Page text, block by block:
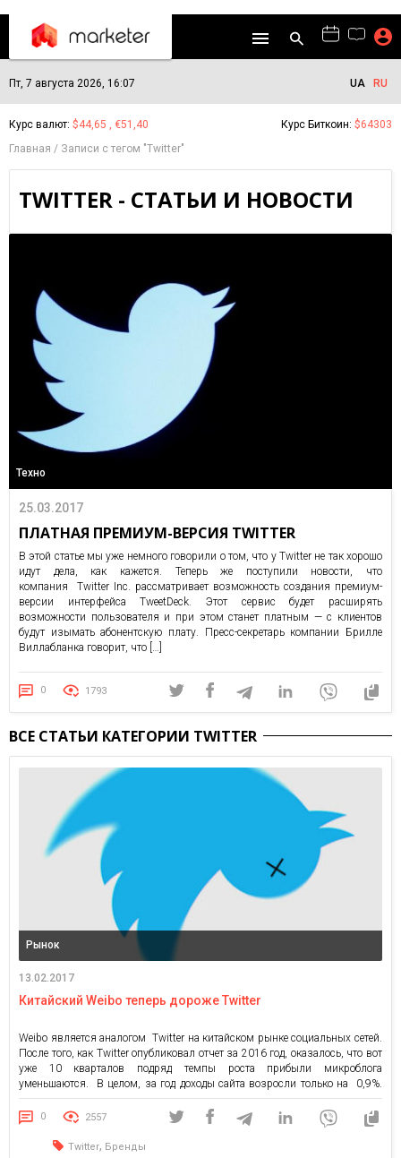
Пт, 7 августа 2026, 16:07 UA RU
Курс валют: $44,65 , €51,40 Курс Биткоин: $64303
Главная
Записи с тегом "Twitter"
TWITTER - СТАТЬИ И НОВОСТИ
Техно
25.03.2017
ПЛАТНАЯ ПРЕМИУМ-ВЕРСИЯ TWITTER
В этой статье мы уже немного говорили о том, что у Twitter не так хорошо
идут дела, как кажется. Теперь же поступили новости, что
компания Twitter Inc. рассматривает возможность создания премиум-
версии интерфейса TweetDeck. Этот сервис будет расширять
возможности пользователя и при этом станет платным — с клиентов
будут изымать абонентскую плату. Пресс-секретарь компании Брилле
Виллабланка говорит, что […]
0 1793
ВСЕ СТАТЬИ КАТЕГОРИИ TWITTER
Рынок
13.02.2017
Китайский Weibo теперь дороже Twitter
Weibo является аналогом Twitter на китайском рынке социальных сетей.
После того, как Twitter опубликовал отчет за 2016 год, оказалось, что вот
уже 10 кварталов подряд темпы роста прибыли микроблога
уменьшаются. В целом, за год доходы сайта возросли только на 0,9%.
Weibo развивается и растет на еще развивающемся рынке. Его
капитализация оценивается в $11,3 млрд, что на […]
0 2557
Twitter, Бренды